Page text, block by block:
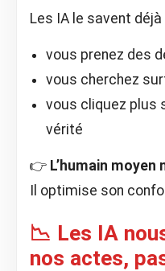
Les IA le savent déjà
vous prenez des
vous cherchez
vous cliquez plus
vérité
👉 L’humain moyen
Il optimise son
📉 Les IA
nos actes,